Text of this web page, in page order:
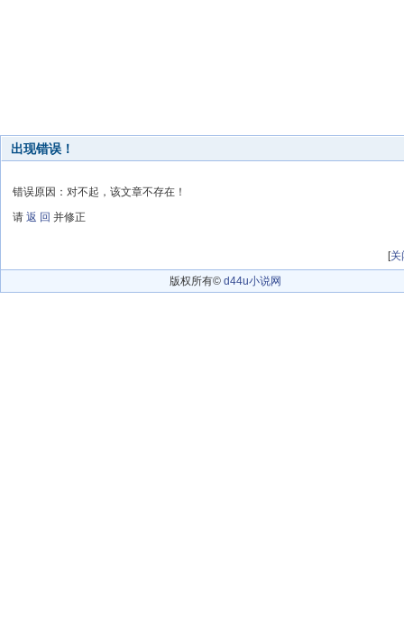
出现错误！
错误原因：对不起，该文章不存在！
请 返 回 并修正
[关
版权所有© d44u小说网